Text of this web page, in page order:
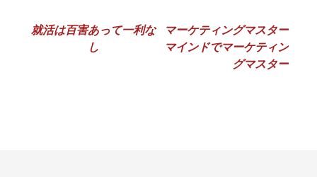
投
就活は百害あって一利な
し
マーケティングマスター
マインドでマーケティン
グマスター